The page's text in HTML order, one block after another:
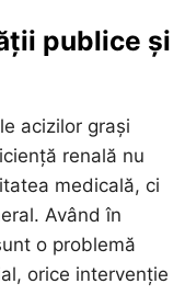
publice și
acizilor grași
renală nu
medicală, ci
Având în
o problemă
orice intervenție